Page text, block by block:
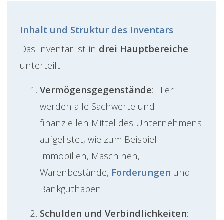
Inhalt und Struktur des Inventars
Das Inventar ist in drei Hauptbereiche
unterteilt:
Vermögensgegenstände: Hier
werden alle Sachwerte und
finanziellen Mittel des Unternehmens
aufgelistet, wie zum Beispiel
Immobilien, Maschinen,
Warenbestände, Forderungen und
Bankguthaben.
Schulden und Verbindlichkeiten: